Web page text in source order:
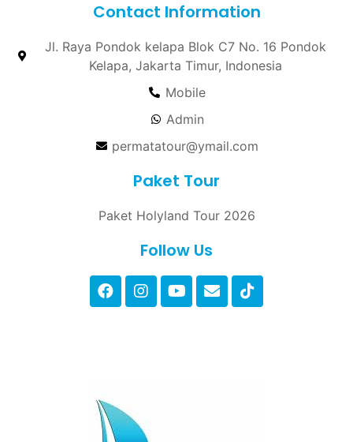
Contact Information
Jl. Raya Pondok kelapa Blok C7 No. 16 Pondok
Kelapa, Jakarta Timur, Indonesia
Mobile
Admin
permatatour@ymail.com
Paket Tour
Paket Holyland Tour 2026
Follow Us